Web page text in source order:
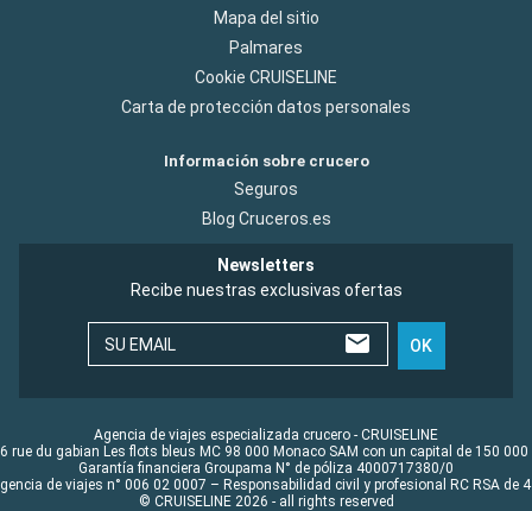
Mapa del sitio
Palmares
Cookie CRUISELINE
Carta de protección datos personales
Información sobre crucero
Seguros
Blog Cruceros.es
Newsletters
Recibe nuestras exclusivas ofertas
SU EMAIL OK
Agencia de viajes especializada crucero - CRUISELINE
rue du gabian Les flots bleus MC 98 000 Monaco SAM con un capital de 150 000
Garantía financiera Groupama N° de póliza 4000717380/0
de viajes n° 006 02 0007 – Responsabilidad civil y profesional RC RSA de
© CRUISELINE 2026 - all rights reserved